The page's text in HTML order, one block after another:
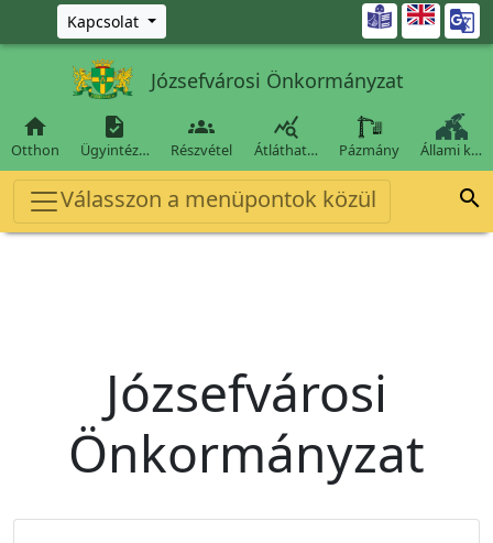
Ugrás a fő tartalomra
Kapcsolat 
Józsefvárosi Önkormányzat

Otthon

Ügyintéz…

Részvétel

Átláthat… Pázmány Állami k…
Válasszon a menüpontok közül 
Józsefvárosi
Önkormányzat